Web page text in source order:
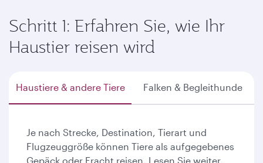
Schritt 1: Erfahren Sie, wie Ihr
Haustier reisen wird
Haustiere & andere Tiere Falken & Begleithunde
Je nach Strecke, Destination, Tierart und
Flugzeuggröße können Tiere als aufgegebenes
Gepäck oder Fracht reisen. Lesen Sie weiter,